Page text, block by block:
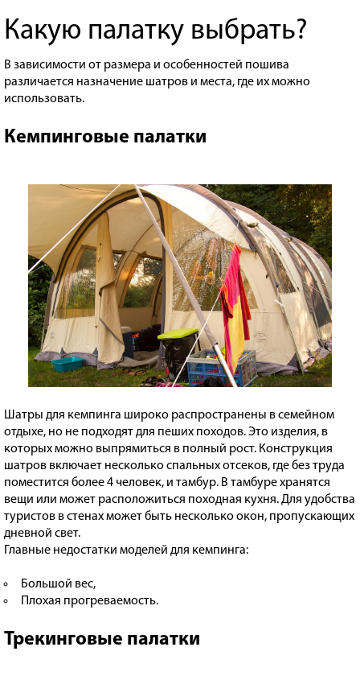
Какую палатку выбрать?
В зависимости от размера и особенностей пошива
различается назначение шатров и места, где их можно
использовать.
Кемпинговые палатки
Шатры для кемпинга широко распространены в семейном
отдыхе, но не подходят для пеших походов. Это изделия, в
которых можно выпрямиться в полный рост. Конструкция
шатров включает несколько спальных отсеков, где без труда
поместится более 4 человек, и тамбур. В тамбуре хранятся
вещи или может расположиться походная кухня. Для удобства
туристов в стенах может быть несколько окон, пропускающих
дневной свет.
Главные недостатки моделей для кемпинга:
Большой вес,
Плохая прогреваемость.
Трекинговые палатки